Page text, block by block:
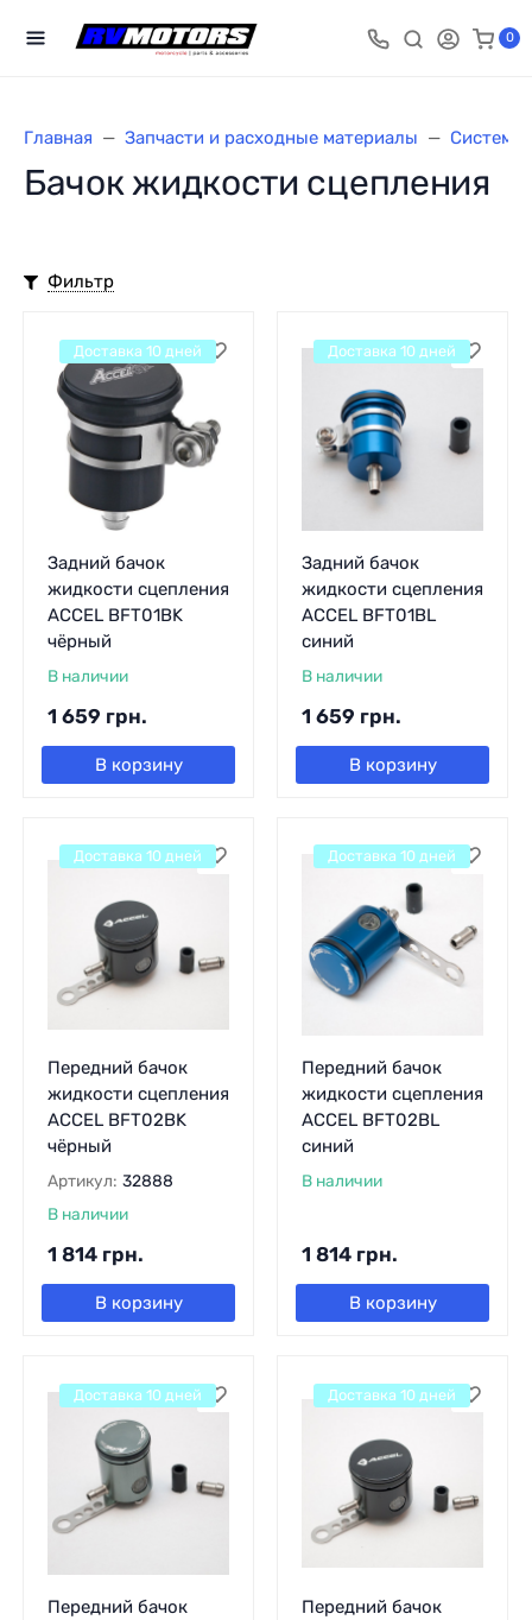
0
Главная Запчасти и расходные материалы Система
Бачок жидкости сцепления
Фильтр
Задний бачок
жидкости сцепления
ACCEL BFT01BK
чёрный
В наличии
1 659 грн.
В корзину
Доставка 10 дней
Задний бачок
жидкости сцепления
ACCEL BFT01BL
синий
В наличии
1 659 грн.
В корзину
Доставка 10 дней
Передний бачок
жидкости сцепления
ACCEL BFT02BK
чёрный
Артикул: 32888
В наличии
1 814 грн.
В корзину
Доставка 10 дней
Передний бачок
жидкости сцепления
ACCEL BFT02BL
синий
В наличии
1 814 грн.
В корзину
Доставка 10 дней
Передний бачок
Доставка 10 дней
Передний бачок
Доставка 10 дней